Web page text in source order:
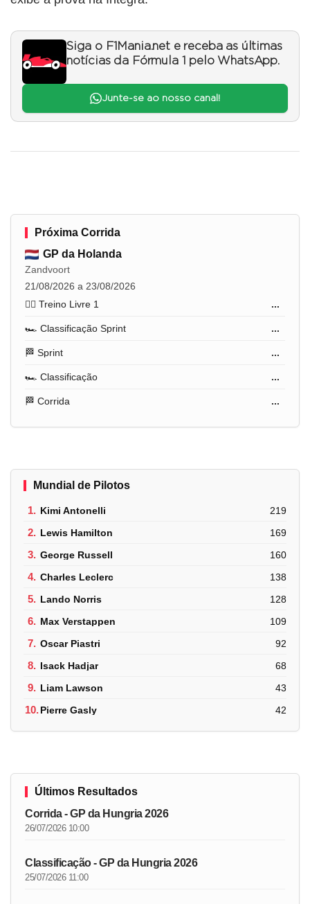
Siga o F1Mania.net e receba as últimas
notícias da Fórmula 1 pelo WhatsApp.
Junte-se ao nosso canal!
Próxima Corrida
GP da Holanda
Zandvoort
21/08/2026 a 23/08/2026
🏋️‍♂️ Treino Livre 1
...
🏎️ Classificação Sprint ...
🏁 Sprint ...
🏎️ Classificação ...
🏁 Corrida ...
Mundial de Pilotos
1. Kimi Antonelli 219
2. Lewis Hamilton 169
3. George Russell 160
4. Charles Leclerc 138
5. Lando Norris 128
6. Max Verstappen 109
7. Oscar Piastri 92
8. Isack Hadjar 68
9. Liam Lawson 43
10.Pierre Gasly 42
Últimos Resultados
Corrida - GP da Hungria 2026
26/07/2026 10:00
Classificação - GP da Hungria 2026
25/07/2026 11:00